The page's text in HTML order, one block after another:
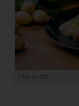
Dopgas
kunden basics
1 920 x 1 280